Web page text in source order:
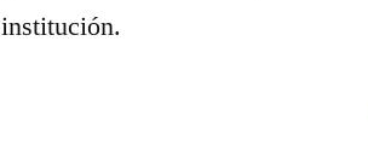
institución.